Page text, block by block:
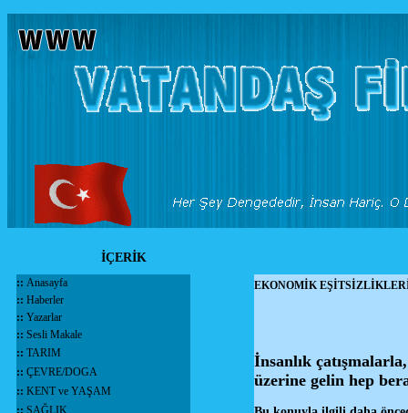
İÇERİK
:: Anasayfa
:: Haberler
:: Yazarlar
:: Sesli Makale
:: TARIM
:: ÇEVRE/DOGA
:: KENT ve YAŞAM
:: SAĞLIK
EKONOMİK
İnsanlık
üzerine gelin hep